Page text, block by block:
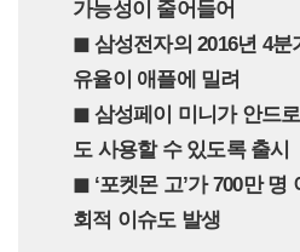
가능성이 줄어들어
◼︎ 삼성전자의 2016년 4분
유율이 애플에 밀려
◼︎ 삼성페이 미니가 안드
도 사용할 수 있도록 출시
◼︎ ‘포켓몬 고’가 700만 명
회적 이슈도 발생